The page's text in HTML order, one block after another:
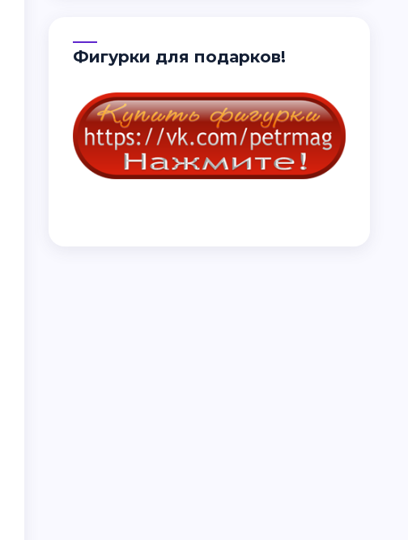
Фигурки для подарков!